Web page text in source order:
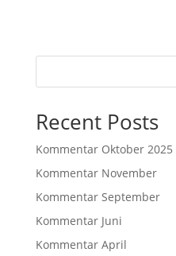
Recent Posts
Kommentar Oktober 2025
Kommentar November
Kommentar September
Kommentar Juni
Kommentar April